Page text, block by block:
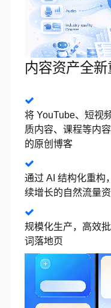
内容资产全新
将 YouTube、短视
质内容、课程等内
的原创博客
通过 AI 结构化重构
续增长的自然流量
规模化生产，高效
词落地页